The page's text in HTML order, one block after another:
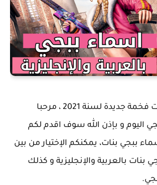
اسماء ببجي بنات فخمة جديدة لسنة 2021 ، مرحبا
اليوم و بإذن الله سوف اقدم لكم
ببجي بنات، يمكنكم الإختيار من بين
بنات بالعربية والإنجليزية و كذلك